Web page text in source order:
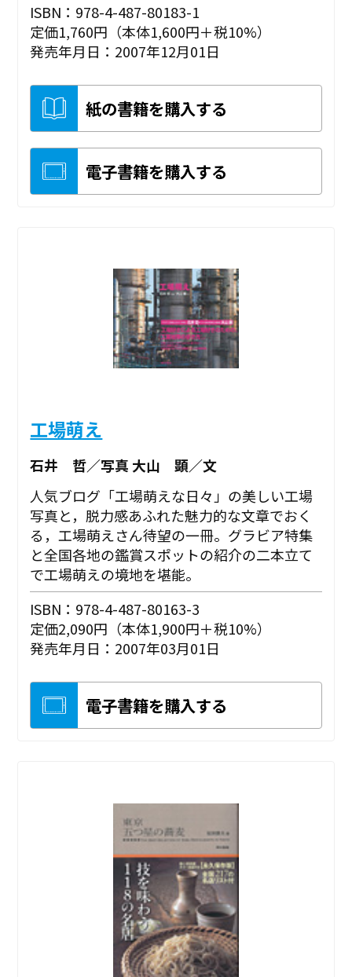
ISBN：978-4-487-80183-1
定価1,760円（本体1,600円＋税10%）
発売年月日：2007年12月01日
紙の書籍を購入する
電子書籍を購入する
工場萌え
石井 哲／写真 大山 顕／文
人気ブログ「工場萌えな日々」の美しい工場
写真と，脱力感あふれた魅力的な文章でおく
る，工場萌えさん待望の一冊。グラビア特集
と全国各地の鑑賞スポットの紹介の二本立て
で工場萌えの境地を堪能。
ISBN：978-4-487-80163-3
定価2,090円（本体1,900円＋税10%）
発売年月日：2007年03月01日
電子書籍を購入する